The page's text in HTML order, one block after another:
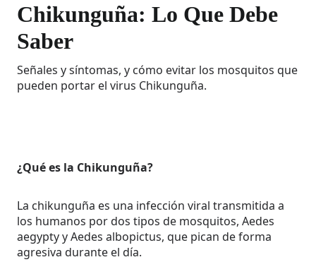
Chikunguña: Lo Que Debe
Saber
Señales y síntomas, y cómo evitar los mosquitos que
pueden portar el virus Chikunguña.
¿Qué es la Chikunguña?
La chikunguña es una infección viral transmitida a
los humanos por dos tipos de mosquitos, Aedes
aegypty y Aedes albopictus, que pican de forma
agresiva durante el día.